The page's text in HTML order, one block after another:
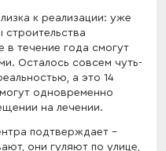
к реализации: уже
в течение года смогут
Осталось совсем чуть-
а это 14
одновременно
на лечении.
подтверждает –
они гуляют по улице,